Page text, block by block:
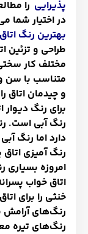
پذیرایی را
در اختیار شما
بهترین رنگ
طراحی و تزئین
مختلف کار
متناسب با سن و
و چیدمان اتاق
برای رنگ
رنگ آبی است.
دارد اما رنگ
رنگ آمیزی
امروزه بسیاری
اتاق خواب
خنثی را برای
رنگ‌های تیره